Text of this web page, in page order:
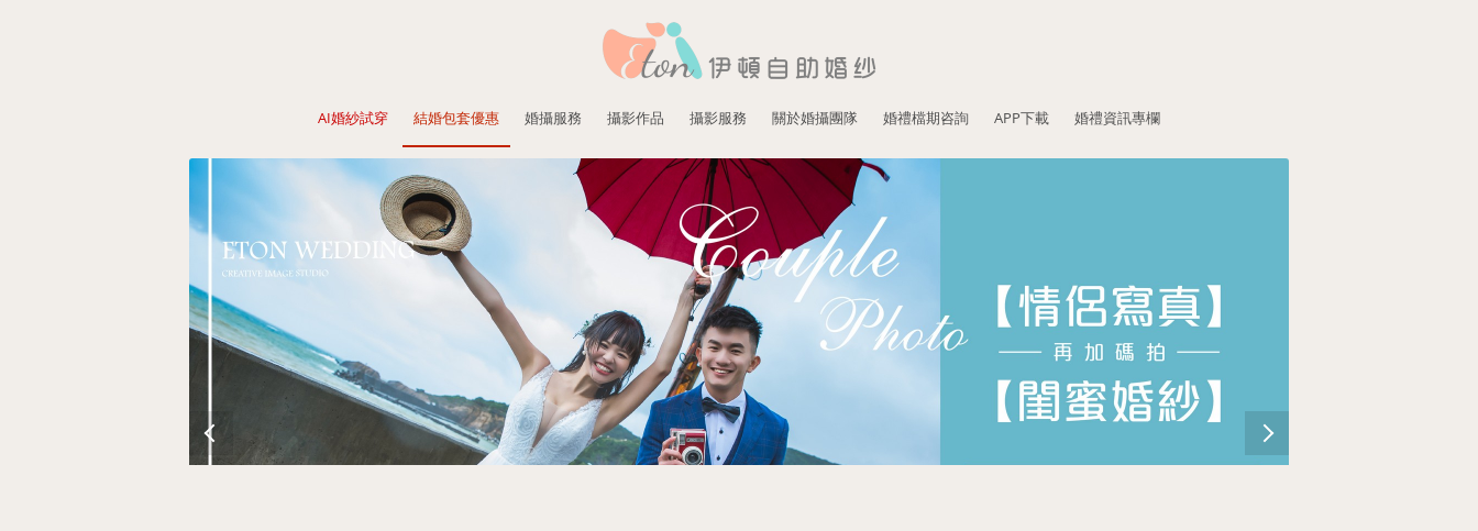
AI婚紗試穿 結婚包套優惠 婚攝服務 攝影作品 攝影服務 關於婚攝團隊 婚禮檔期咨詢 APP下載 婚禮資訊專欄